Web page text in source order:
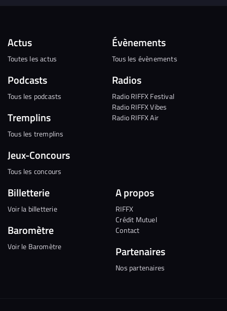
Actus
Toutes les actus
Podcasts
Tous les podcasts
Tremplins
Tous les tremplins
Jeux-Concours
Tous les concours
Évènements
Tous les évènements
Radios
Radio RIFFX Festival
Radio RIFFX Vibes
Radio RIFFX Air
Billetterie
Voir la billetterie
Baromètre
Voir le Baromètre
A propos
RIFFX
Crédit Mutuel
Contact
Partenaires
Nos partenaires